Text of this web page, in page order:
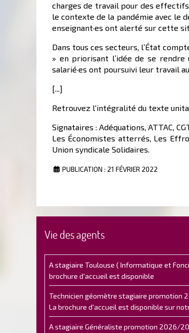
charges de travail pour des
le contexte de la pandémie avec le
enseignant·es ont alerté sur cette
Dans tous ces secteurs, l’État
» en priorisant l’idée de se
salarié·es ont poursuivi leur travail
[...]
Retrouvez l'intégralité du texte
Signataires : Adéquations, ATTAC,
Les Économistes atterrés, Les
Union syndicale Solidaires.
PUBLICATION : 21 FÉVRIER 2022
Vie des agents
A stagiaire Toulouse ( Informatique et
brochure d'accueil est disponible
Technicien géomètre stagiaire promotion
La brochure d'accueil est disponible sur
A stagiaire Généraliste promotion 2026/